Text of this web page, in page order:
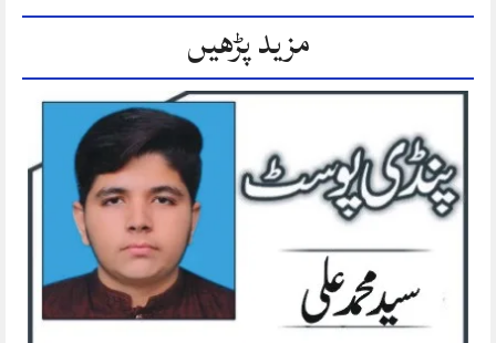
مزید پڑھیں